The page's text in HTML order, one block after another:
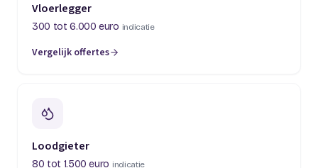
Vloerlegger
300 tot 6.000 euro indicatie
Vergelijk offertes
(opent in een nieuw tabblad)
Loodgieter
80 tot 1.500 euro indicatie